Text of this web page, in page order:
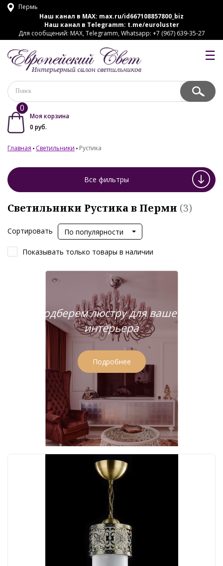
Пермь
Наш канал в MAX: max.ru/id667108857800_biz
Наш канал в Telegramm: t.me/euroluster
Для сообщений: MAX, Telegramm, Whatsapp: +7 (967) 639-35-27
☰
0
Моя корзина
0 руб.
Главная Светильники Рустика
Все фильтры
Светильники Рустика в Перми (3)
Сортировать По популярности
Показывать только товары в наличии
Подберем люстру для вашего
интерьера
Подробнее